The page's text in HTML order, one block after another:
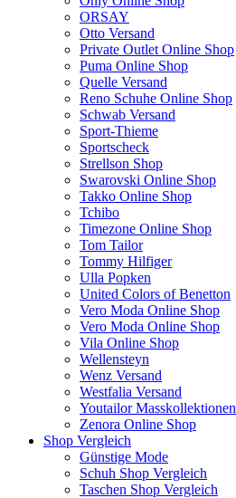
ORSAY
Otto Versand
Private Outlet Online Shop
Puma Online Shop
Quelle Versand
Reno Schuhe Online Shop
Schwab Versand
Sport-Thieme
Sportscheck
Strellson Shop
Swarovski Online Shop
Takko Online Shop
Tchibo
Timezone Online Shop
Tom Tailor
Tommy Hilfiger
Ulla Popken
United Colors of Benetton
Vero Moda Online Shop
Vero Moda Online Shop
Vila Online Shop
Wellensteyn
Wenz Versand
Westfalia Versand
Youtailor Masskollektionen
Zenora Online Shop
Shop Vergleich
Günstige Mode
Schuh Shop Vergleich
Taschen Shop Vergleich